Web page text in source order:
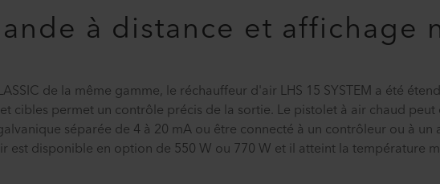
à distance et affichage
de la même gamme, le réchauffeur d'air LHS 15 SYSTEM a été
cibles permet un contrôle précis de la sortie. Le pistolet à air chaud
séparée de 4 à 20 mA ou être connecté à un contrôleur ou à un
est disponible en option de 550 W ou 770 W et il atteint la température